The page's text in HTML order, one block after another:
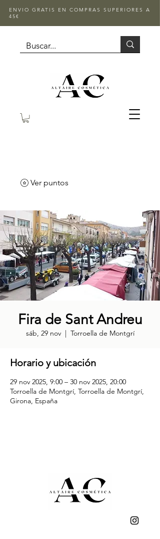
ENVIO GRATIS EN COMPRAS SUPERIORES A
45€
Ver puntos
Fira de Sant Andreu
sáb, 29 nov
  |
Torroella de Montgrí
Horario y ubicación
29 nov 2025, 9:00 – 30 nov 2025, 20:00
Torroella de Montgrí, Torroella de Montgrí,
Girona, España